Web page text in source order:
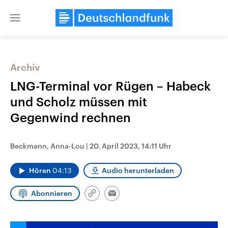
Close
Landtagswahl Sachsen-Anhalt
2026
Alle Informationen
Sachsen-Anhalt wählt am 6.
Bundesland von einer Koalition aus
USA
Archiv
LNG-Terminal vor Rügen – Habeck
und Scholz müssen mit
Gegenwind rechnen
Beckmann, Anna-Lou | 20. April 2023, 14:11 Uhr
Hören 04:13 Audio herunterladen
Abonnieren
Link
Email